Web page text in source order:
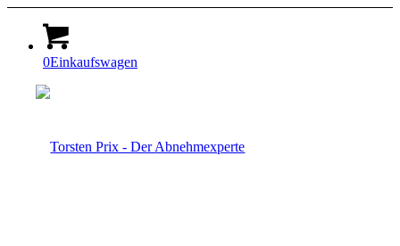
0Einkaufswagen